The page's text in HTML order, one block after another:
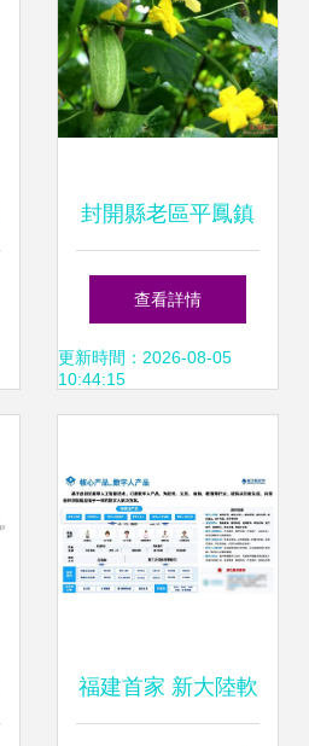
封開縣老區平鳳鎮
特產黃瓜酸大量上
市 信息技術賦能產
查看詳情
更新時間：2026-08-05
10:44:15
福建首家 新大陸軟